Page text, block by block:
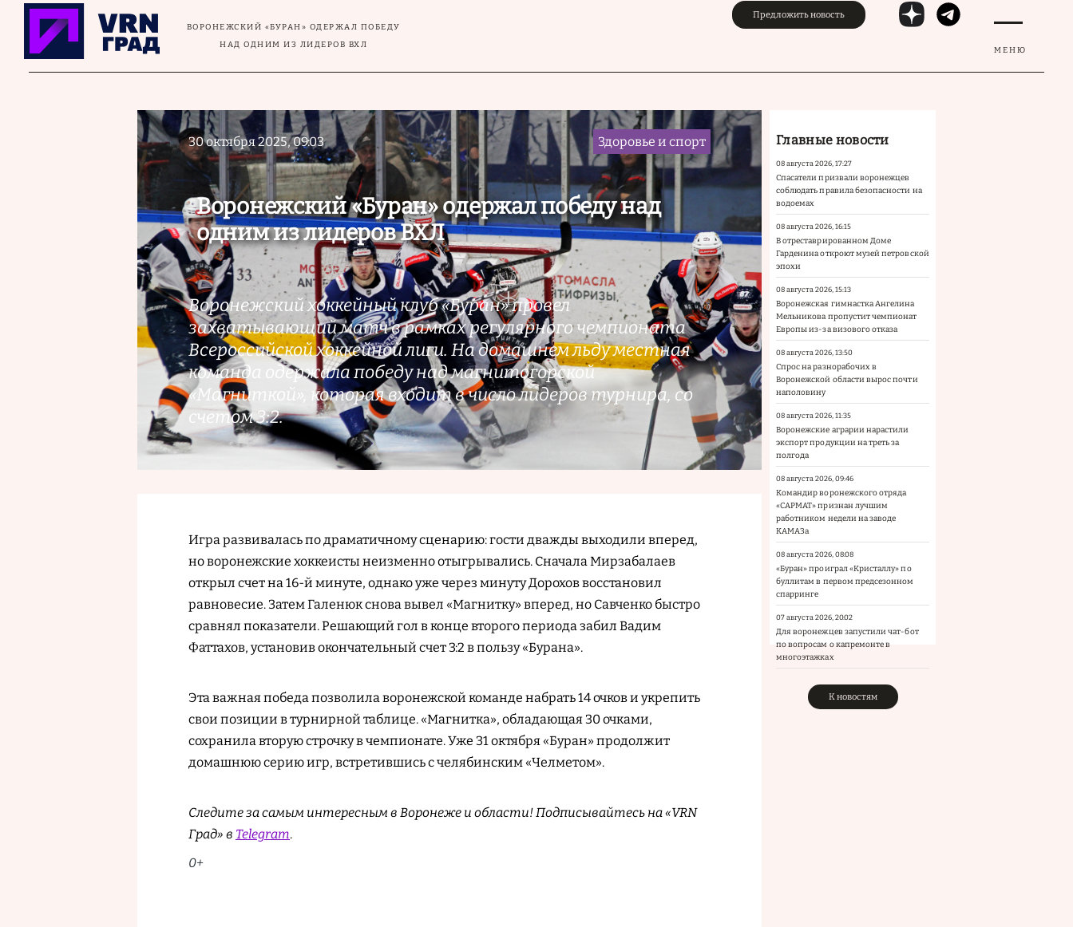
Перейти к основному содержанию
МЕНЮ
ВОРОНЕЖСКИЙ «БУРАН» ОДЕРЖАЛ ПОБЕДУ
НАД ОДНИМ ИЗ ЛИДЕРОВ ВХЛ
Предложить новость
30 октября 2025, 09:03 Здоровье и спорт
Воронежский «Буран» одержал победу над
одним из лидеров ВХЛ
Воронежский хоккейный клуб «Буран» провел
захватывающий матч в рамках регулярного чемпионата
Всероссийской хоккейной лиги. На домашнем льду местная
команда одержала победу над магнитогорской
«Магниткой», которая входит в число лидеров турнира, со
счетом 3:2.
Игра развивалась по драматичному сценарию: гости дважды выходили вперед,
но воронежские хоккеисты неизменно отыгрывались. Сначала Мирзабалаев
открыл счет на 16-й минуте, однако уже через минуту Дорохов восстановил
равновесие. Затем Галенюк снова вывел «Магнитку» вперед, но Савченко быстро
сравнял показатели. Решающий гол в конце второго периода забил Вадим
Фаттахов, установив окончательный счет 3:2 в пользу «Бурана».
Эта важная победа позволила воронежской команде набрать 14 очков и укрепить
свои позиции в турнирной таблице. «Магнитка», обладающая 30 очками,
сохранила вторую строчку в чемпионате. Уже 31 октября «Буран» продолжит
домашнюю серию игр, встретившись с челябинским «Челметом».
Следите за самым интересным в Воронеже и области! Подписывайтесь на «VRN
Град» в Telegram.
0+
Главные новости
08 августа 2026, 17:27
Спасатели призвали воронежцев
соблюдать правила безопасности на
водоемах
08 августа 2026, 16:15
В отреставрированном Доме
Гарденина откроют музей петровской
эпохи
08 августа 2026, 15:13
Воронежская гимнастка Ангелина
Мельникова пропустит чемпионат
Европы из-за визового отказа
08 августа 2026, 13:50
Спрос на разнорабочих в
Воронежской области вырос почти
наполовину
08 августа 2026, 11:35
Воронежские аграрии нарастили
экспорт продукции на треть за
полгода
08 августа 2026, 09:46
Командир воронежского отряда
«САРМАТ» признан лучшим
работником недели на заводе
КАМАЗа
08 августа 2026, 08:08
«Буран» проиграл «Кристаллу» по
буллитам в первом предсезонном
спарринге
07 августа 2026, 20:02
Для воронежцев запустили чат-бот
по вопросам о капремонте в
многоэтажках
К новостям